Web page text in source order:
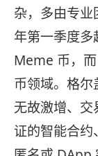
杂，多由专
年第一季度多
Meme 币，
币领域。格
无故激增、
证的智能合